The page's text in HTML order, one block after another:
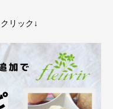
リック↓